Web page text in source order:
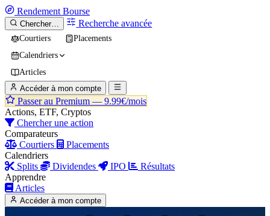
Rendement Bourse
Chercher… Recherche avancée
Courtiers
Placements
Calendriers
Articles
Accéder à mon compte
Passer au Premium — 9.99€/mois
Actions, ETF, Cryptos
Chercher une action
Comparateurs
Courtiers
Placements
Calendriers
Splits
Dividendes IPO
Résultats
Apprendre
Articles
Accéder à mon compte